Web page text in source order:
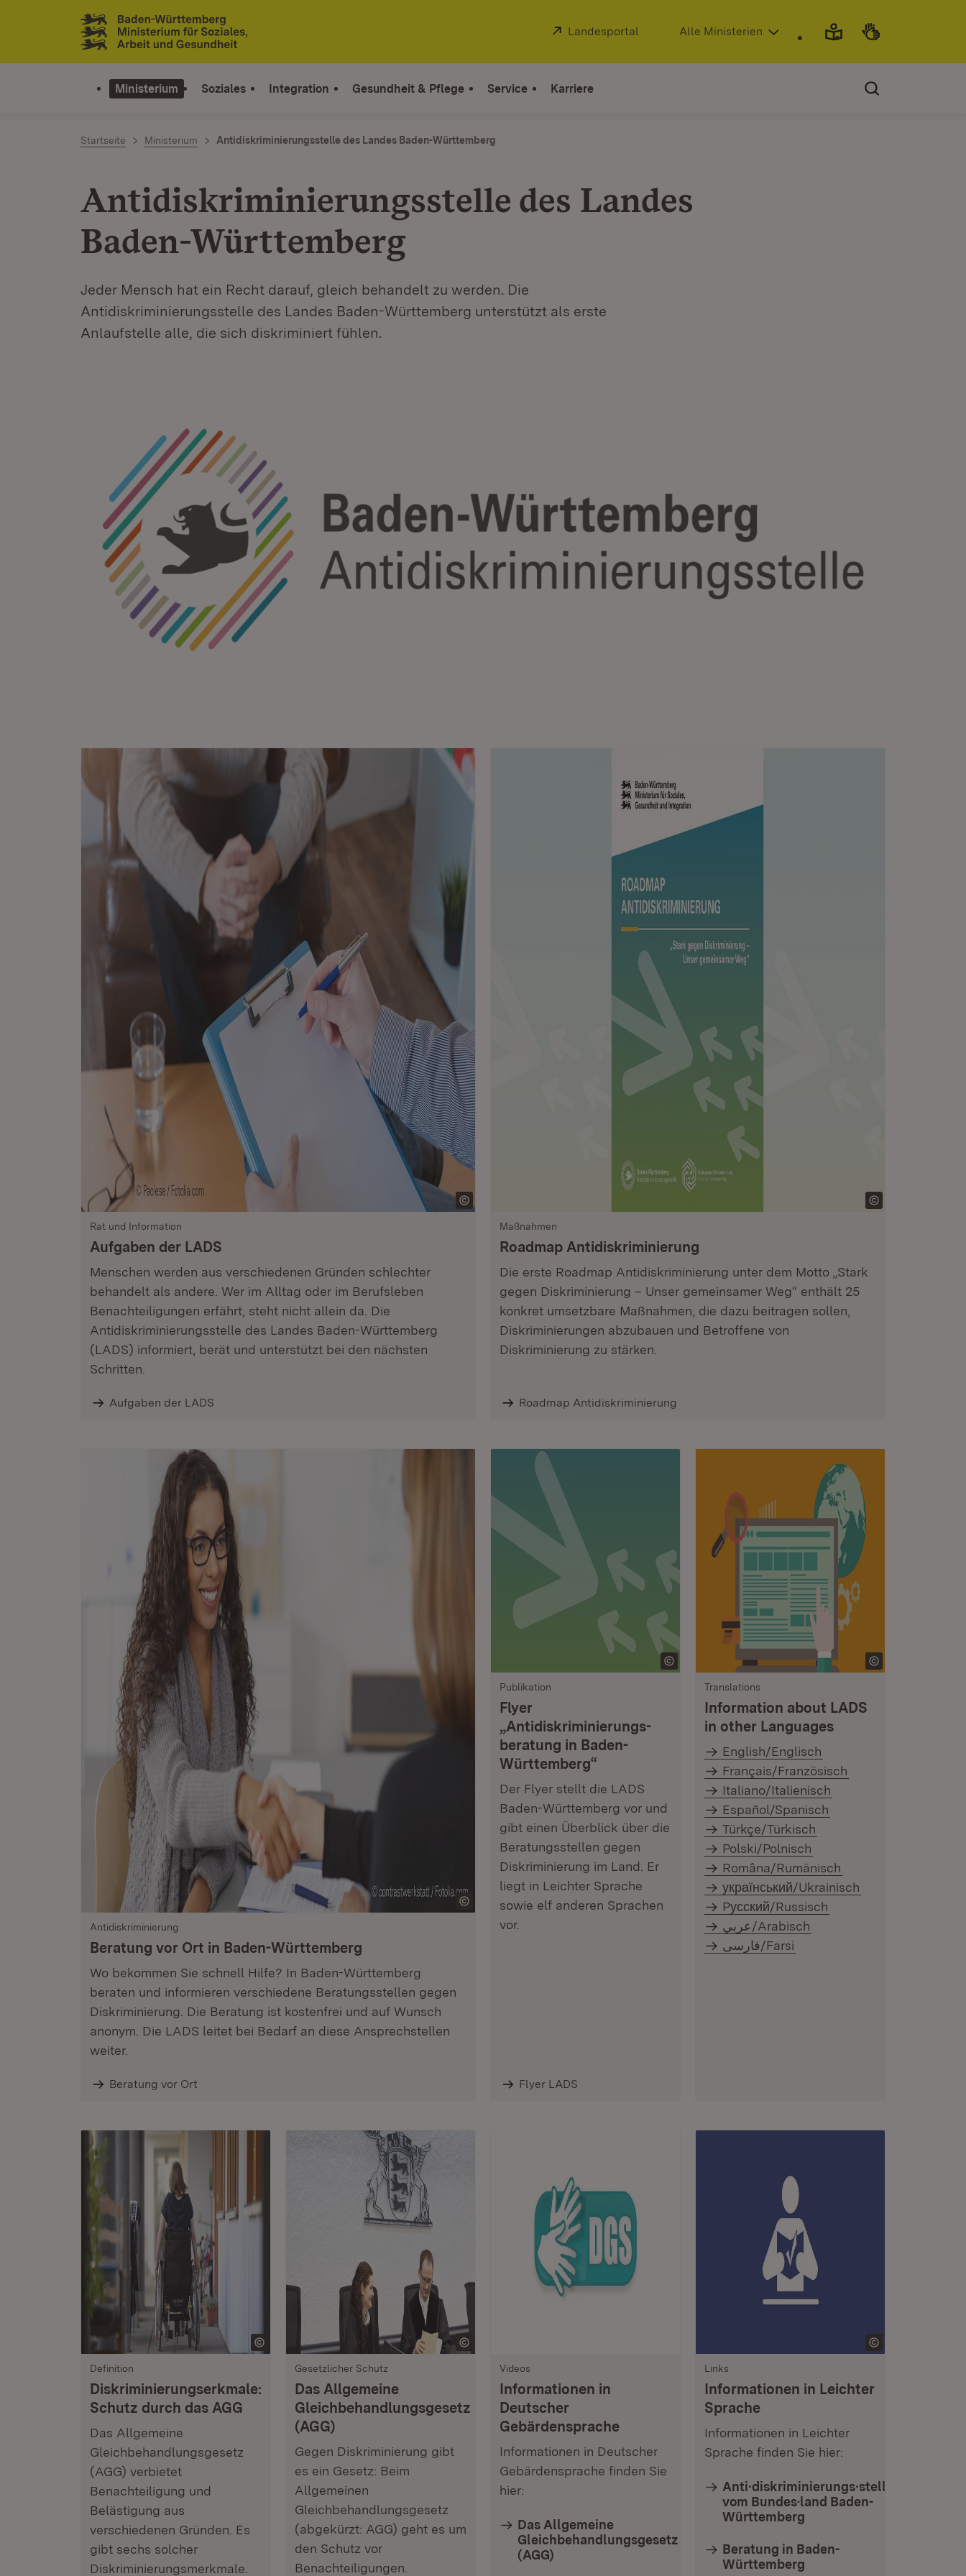
Zum Inhalt springen
Link zur Startseite
Extern:
Landesportal (Öffnet in neuem Fenster)
Alle Ministerien
Ministerium Soziales Integration Gesundheit & Pflege Service Karriere
Startseite Ministerium Antidiskriminierungsstelle des Landes Baden-Württemberg
Antidiskriminierungsstelle des Landes
Baden-Württemberg
Jeder Mensch hat ein Recht darauf, gleich behandelt zu werden. Die
Antidiskriminierungsstelle des Landes Baden-Württemberg unterstützt als erste
Anlaufstelle alle, die sich diskriminiert fühlen.
Rat und Information
Aufgaben der LADS
Menschen werden aus verschiedenen Gründen schlechter
behandelt als andere. Wer im Alltag oder im Berufsleben
Benachteiligungen erfährt, steht nicht allein da. Die
Antidiskriminierungsstelle des Landes Baden-Württemberg
(LADS) informiert, berät und unterstützt bei den nächsten
Schritten.
Aufgaben der LADS
Maßnahmen
Roadmap Antidiskriminierung
Die erste Roadmap Antidiskriminierung unter dem Motto „Stark
gegen Diskriminierung – Unser gemeinsamer Weg“ enthält 25
konkret umsetzbare Maßnahmen, die dazu beitragen sollen,
Diskriminierungen abzubauen und Betroffene von
Diskriminierung zu stärken.
Roadmap Antidiskriminierung
Antidiskriminierung
Beratung vor Ort in Baden-Württemberg
Wo bekommen Sie schnell Hilfe? In Baden-Württemberg
beraten und informieren verschiedene Beratungsstellen gegen
Diskriminierung. Die Beratung ist kostenfrei und auf Wunsch
anonym. Die LADS leitet bei Bedarf an diese Ansprechstellen
weiter.
Beratung vor Ort
Publikation
Flyer
„Antidiskriminierungs-
beratung in Baden-
Württemberg“
Der Flyer stellt die LADS
Baden-Württemberg vor und
gibt einen Überblick über die
Beratungsstellen gegen
Diskriminierung im Land. Er
liegt in Leichter Sprache
sowie elf anderen Sprachen
vor.
Flyer LADS
Translations
Information about LADS
in other Languages
English/Englisch
Français/Französisch
Italiano/Italienisch
Español/Spanisch
Türkçe/Türkisch
Polski/Polnisch
Româna/Rumänisch
український/Ukrainisch
Pусский/Russisch
عربي/Arabisch
فارسی/Farsi
Definition
Diskriminierungserkmale:
Schutz durch das AGG
Das Allgemeine
Gleichbehandlungsgesetz
(AGG) verbietet
Benachteiligung und
Belästigung aus
verschiedenen Gründen. Es
gibt sechs solcher
Diskriminierungsmerkmale.
Gesetzlicher Schutz
Das Allgemeine
Gleichbehandlungsgesetz
(AGG)
Gegen Diskriminierung gibt
es ein Gesetz: Beim
Allgemeinen
Gleichbehandlungsgesetz
(abgekürzt: AGG) geht es um
den Schutz vor
Benachteiligungen.
Videos
Informationen in
Deutscher
Gebärdensprache
Informationen in Deutscher
Gebärdensprache finden Sie
hier:
Das Allgemeine
Gleichbehandlungsgesetz
(AGG)
Links
Informationen in Leichter
Sprache
Informationen in Leichter
Sprache finden Sie hier:
Anti∙diskriminierungs∙stelle
vom Bundes·land Baden-
Württemberg
Beratung in Baden-
Württemberg